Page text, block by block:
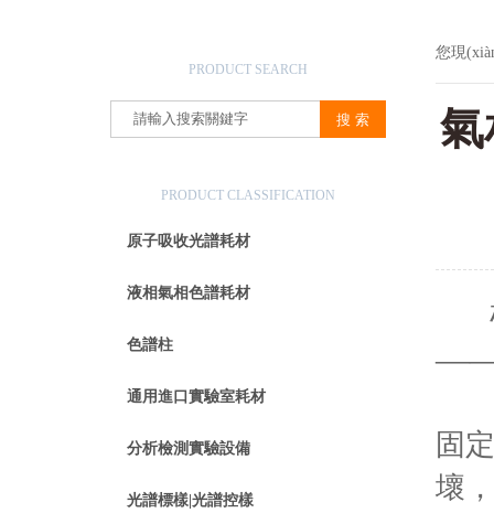
PRODUCT SEARCH
PRODUCT CLASSIFICATION
原子吸收光譜耗材
液相氣相色譜耗材
色譜柱
通用進口實驗室耗材
分析檢測實驗設備
光譜標樣|光譜控樣
您現
氣
——
固
壞